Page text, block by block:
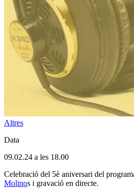
Altres
Data
09.02.24 a les 18.00
Celebració del 5è aniversari del
Molinos i gravació en directe.